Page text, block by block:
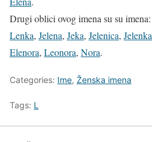
Drugi oblici ovog imena su su imena:
Lenka, Jelena, Jeka, Jelenica, Jelenka
Elenora, Leonora, Nora.
Categories: Ime, Ženska imena
Tags: L